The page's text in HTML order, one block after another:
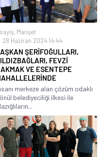
, Manşet
28 Haziran 2024 14:44
ŞERİFOĞULLARI,
FEVZİ
VE ESENTEPE
merkeze alan çözüm odaklı
belediyeciliği ilkesi ile